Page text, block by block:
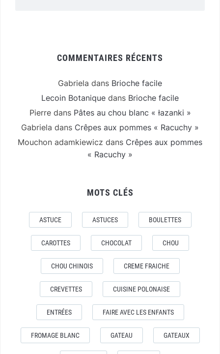
COMMENTAIRES RÉCENTS
Gabriela dans Brioche facile
Lecoin Botanique dans Brioche facile
Pierredans Pâtes au chou blanc « łazanki »
Gabriela dans Crêpes aux pommes « Racuchy »
Mouchon adamkiewicz dans Crêpes aux pommes
« Racuchy »
MOTS CLÉS
ASTUCE ASTUCES BOULETTES
CAROTTES CHOCOLAT CHOU
CHOU CHINOIS CREME FRAICHE
CREVETTES CUISINE POLONAISE
ENTRÉES FAIRE AVEC LES ENFANTS
FROMAGE BLANC GATEAU GATEAUX